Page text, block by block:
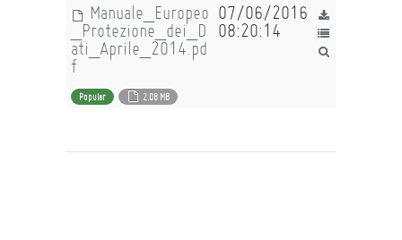
Manuale_Europeo
_Protezione_dei_D
ati_Aprile_2014.pd
f
Popular 2.08 MB
07/06/2016
08:20:14